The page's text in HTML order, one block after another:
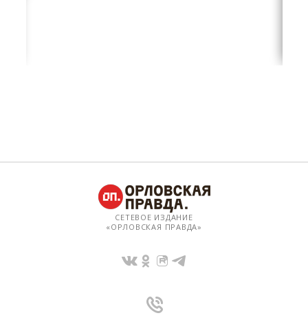
СЕТЕВОЕ ИЗДАНИЕ
«ОРЛОВСКАЯ ПРАВДА»